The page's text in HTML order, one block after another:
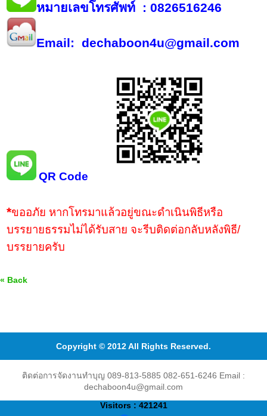
หมายเลขโทรศัพท์ : 0826516246
Email: dechaboon4u@gmail.com
QR Code
*ขออภัย หากโทรมาแล้วอยู่ขณะดำเนินพิธีหรือ
บรรยายธรรมไม่ได้รับสาย จะรีบติดต่อกลับหลังพิธี/
บรรยายครับ
« Back
Copyright © 2012 All Rights Reserved.
ติดต่อการจัดงานทำบุญ 089-813-5885 082-651-6246 Email :
dechaboon4u@gmail.com
Visitors : 421241